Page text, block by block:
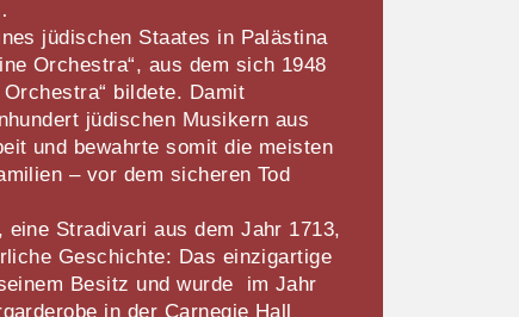
jüdischen Staates in Palästina
Orchestra“, aus dem sich 1948
bildete. Damit
jüdischen Musikern aus
und bewahrte somit die meisten
– vor dem sicheren Tod
eine Stradivari aus dem Jahr 1713,
Geschichte: Das einzigartige
Besitz und wurde im Jahr
in der Carnegie Hall